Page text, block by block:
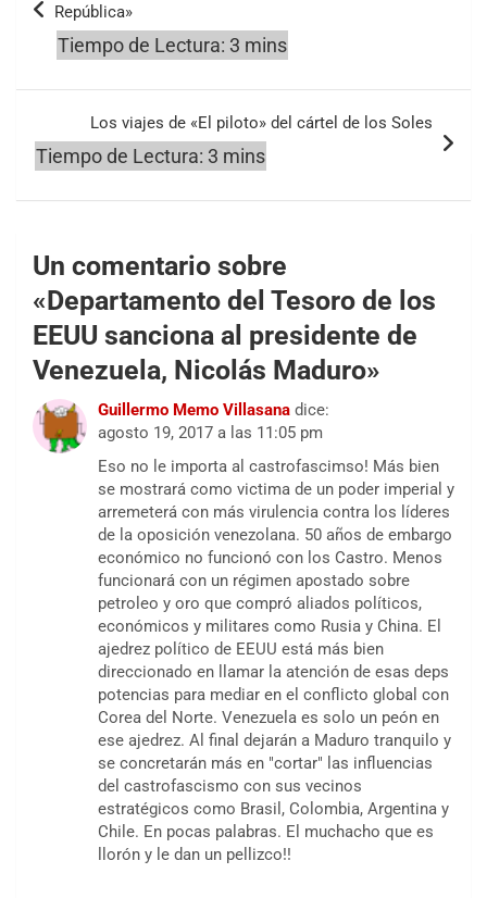
entradas
República»
Los viajes de «El piloto» del cártel de los Soles
Un comentario sobre
«Departamento del Tesoro de los
EEUU sanciona al presidente de
Venezuela, Nicolás Maduro»
Guillermo Memo Villasana dice:
agosto 19, 2017 a las 11:05 pm
Eso no le importa al castrofascimso! Más bien
se mostrará como victima de un poder imperial y
arremeterá con más virulencia contra los líderes
de la oposición venezolana. 50 años de embargo
económico no funcionó con los Castro. Menos
funcionará con un régimen apostado sobre
petroleo y oro que compró aliados políticos,
económicos y militares como Rusia y China. El
ajedrez político de EEUU está más bien
direccionado en llamar la atención de esas deps
potencias para mediar en el conflicto global con
Corea del Norte. Venezuela es solo un peón en
ese ajedrez. Al final dejarán a Maduro tranquilo y
se concretarán más en "cortar" las influencias
del castrofascismo con sus vecinos
estratégicos como Brasil, Colombia, Argentina y
Chile. En pocas palabras. El muchacho que es
llorón y le dan un pellizco!!